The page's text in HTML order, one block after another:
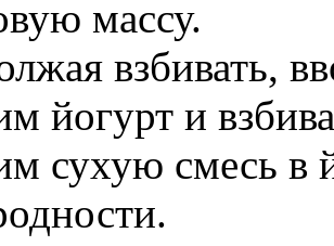
массу.
взбивать,
йогурт и
сухую смесь в